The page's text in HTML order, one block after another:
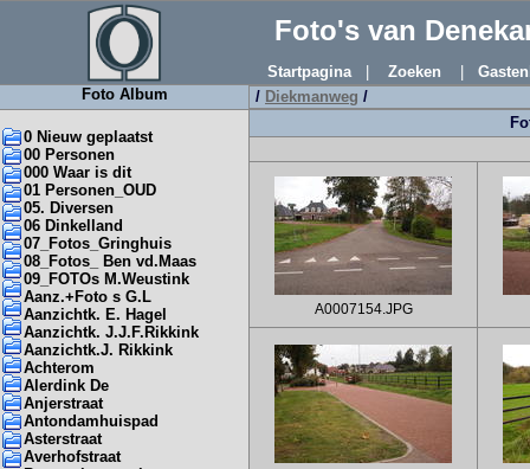
Foto's van
Startpagina| Zoeken
Foto Album
0 Nieuw geplaatst
00 Personen
000 Waar is dit
01 Personen_OUD
05. Diversen
06 Dinkelland
07_Fotos_Gringhuis
08_Fotos_ Ben vd.Maas
09_FOTOs M.Weustink
Aanz.+Foto s G.L
Aanzichtk. E. Hagel
Aanzichtk. J.J.F.Rikkink
Aanzichtk.J. Rikkink
Achterom
Alerdink De
Anjerstraat
Antondamhuispad
Asterstraat
Averhofstraat
/ Diekmanweg /
A0007154.JPG